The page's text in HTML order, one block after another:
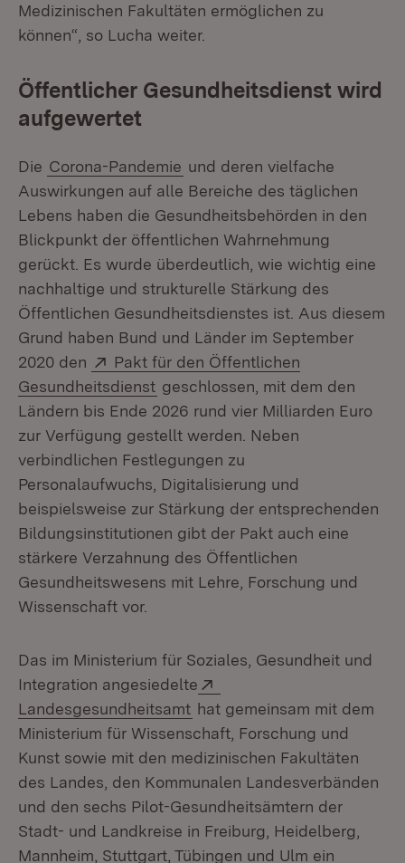
Medizinischen Fakultäten ermöglichen zu
können“, so Lucha weiter.
Öffentlicher Gesundheitsdienst wird
aufgewertet
Die Corona-Pandemie und deren vielfache
Auswirkungen auf alle Bereiche des täglichen
Lebens haben die Gesundheitsbehörden in den
Blickpunkt der öffentlichen Wahrnehmung
gerückt. Es wurde überdeutlich, wie wichtig eine
nachhaltige und strukturelle Stärkung des
Öffentlichen Gesundheitsdienstes ist. Aus diesem
Grund haben Bund und Länder im September
2020 den
Extern:
Pakt für den Öffentlichen
Gesundheitsdienst (Öffnet in neuem Fenster)
geschlossen, mit dem den
Ländern bis Ende 2026 rund vier Milliarden Euro
zur Verfügung gestellt werden. Neben
verbindlichen Festlegungen zu
Personalaufwuchs, Digitalisierung und
beispielsweise zur Stärkung der entsprechenden
Bildungsinstitutionen gibt der Pakt auch eine
stärkere Verzahnung des Öffentlichen
Gesundheitswesens mit Lehre, Forschung und
Wissenschaft vor.
Das im Ministerium für Soziales, Gesundheit und
Integration angesiedelte
Landesgesundheitsamt (Öffnet in neuem Fenster)
hat gemeinsam mit dem
Ministerium für Wissenschaft, Forschung und
Kunst sowie mit den medizinischen Fakultäten
des Landes, den Kommunalen Landesverbänden
und den sechs Pilot-Gesundheitsämtern der
Stadt- und Landkreise in Freiburg, Heidelberg,
Mannheim, Stuttgart, Tübingen und Ulm ein